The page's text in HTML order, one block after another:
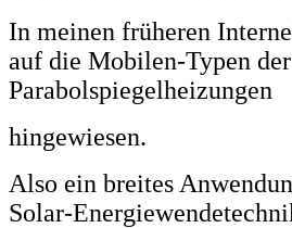
In meinen früheren
auf die Mobilen-Typen der
Parabolspiegelheizungen
hingewiesen.
Also ein breites
Solar-